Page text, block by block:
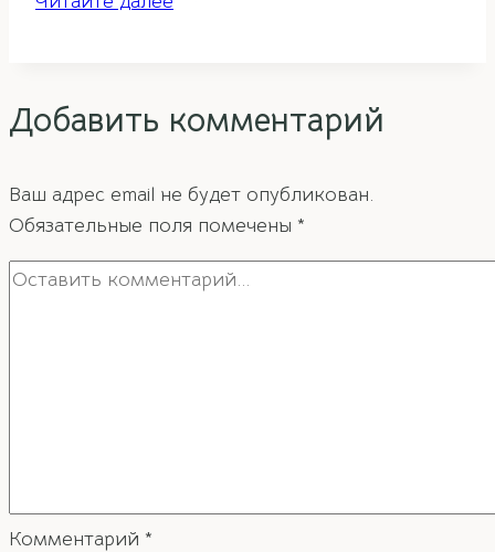
цзы
Добавить комментарий
Ваш адрес email не будет опубликован.
Обязательные поля помечены *
Комментарий *